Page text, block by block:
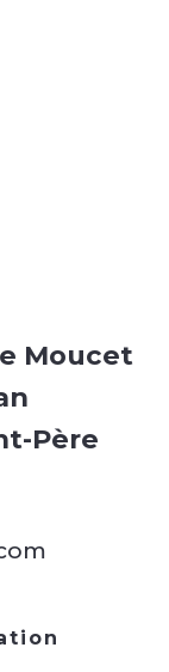
Moucet
Père